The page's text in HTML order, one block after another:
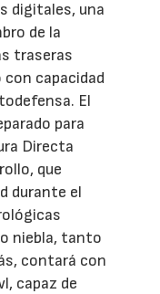
digitales, una
de la
traseras
capacidad
El
para
Directa
que
durante el
niebla, tanto
contará con
capaz de